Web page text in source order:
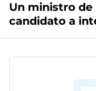
Un ministro de
candidato a